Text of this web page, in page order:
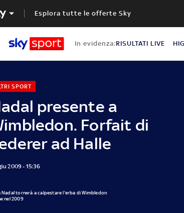
Esplora tutte le offerte Sky
In evidenza:RISULTATI LIVE
presente a
Forfait di
ad Halle
SPORT
2009 - 15:36
Nadal tornerà a calpestare l'erba di Wimbledon
nel 2009